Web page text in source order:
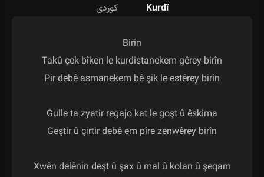
کوردی Kurdî
Birîn
Takû çek bîken le kurdistanekem gêrey birîn
Pir debê asmanekem bê şik le estêrey birîn
Gulle ta zyatir regajo kat le goşt û êskima
Geştir û çirtir debê em pîre zenwêrey birîn
Xwên delênin deşt û şax û mal û kolan û şeqam